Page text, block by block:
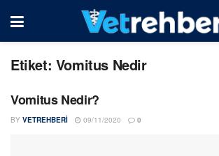
Etiket: Vomitus Nedir
Vomitus Nedir?
BY VETREHBERI 09/11/2020 0